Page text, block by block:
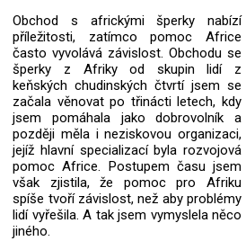
Obchod s africkými šperky nabízí
příležitosti, zatímco pomoc Africe
často vyvolává závislost. Obchodu se
šperky z Afriky od skupin lidí z
keňských chudinských čtvrtí jsem se
začala věnovat po třinácti letech, kdy
jsem pomáhala jako dobrovolník a
později měla i neziskovou organizaci,
jejíž hlavní specializací byla rozvojová
pomoc Africe. Postupem času jsem
však zjistila, že pomoc pro Afriku
spíše tvoří závislost, než aby problémy
lidí vyřešila. A tak jsem vymyslela něco
jiného.